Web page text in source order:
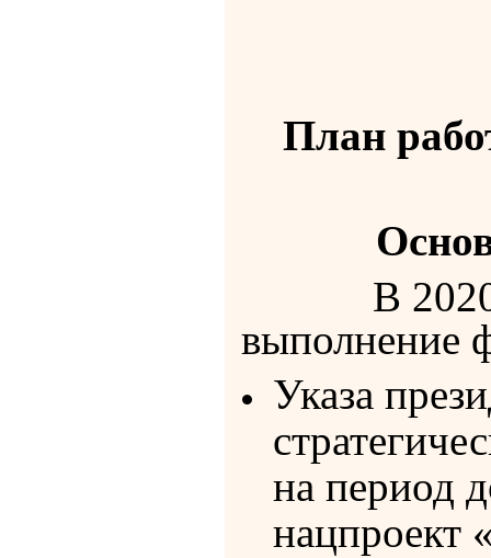
План
В 2020
выполнение
Указа
на период
нацпроект